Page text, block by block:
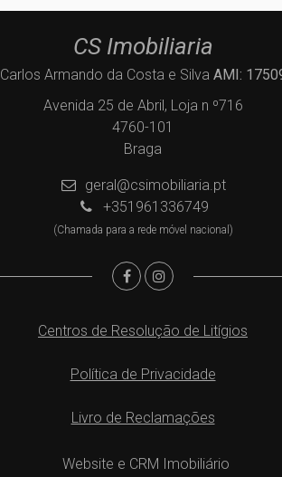
CS Imobiliaria
Carlos Armando da Costa e Silva AMI:
Avenida 25 de Abril, Loja n º716
4760-101
Braga
geral@csimobiliaria.pt
+351961336749
(Chamada para a rede móvel nacional)
Centros de Resolução de Litígios
Política de Privacidade
Livro de Reclamações
Website e CRM Imobiliário